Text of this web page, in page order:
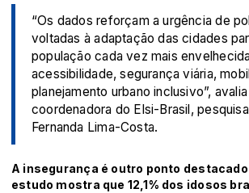
“Os dados reforçam a urgência de
voltadas à adaptação das cidades
população cada vez mais
acessibilidade, segurança viária,
planejamento urbano inclusivo”,
coordenadora do Elsi-Brasil,
Fernanda Lima-Costa.
A insegurança é outro ponto destacado
estudo mostra que 12,1% dos idosos